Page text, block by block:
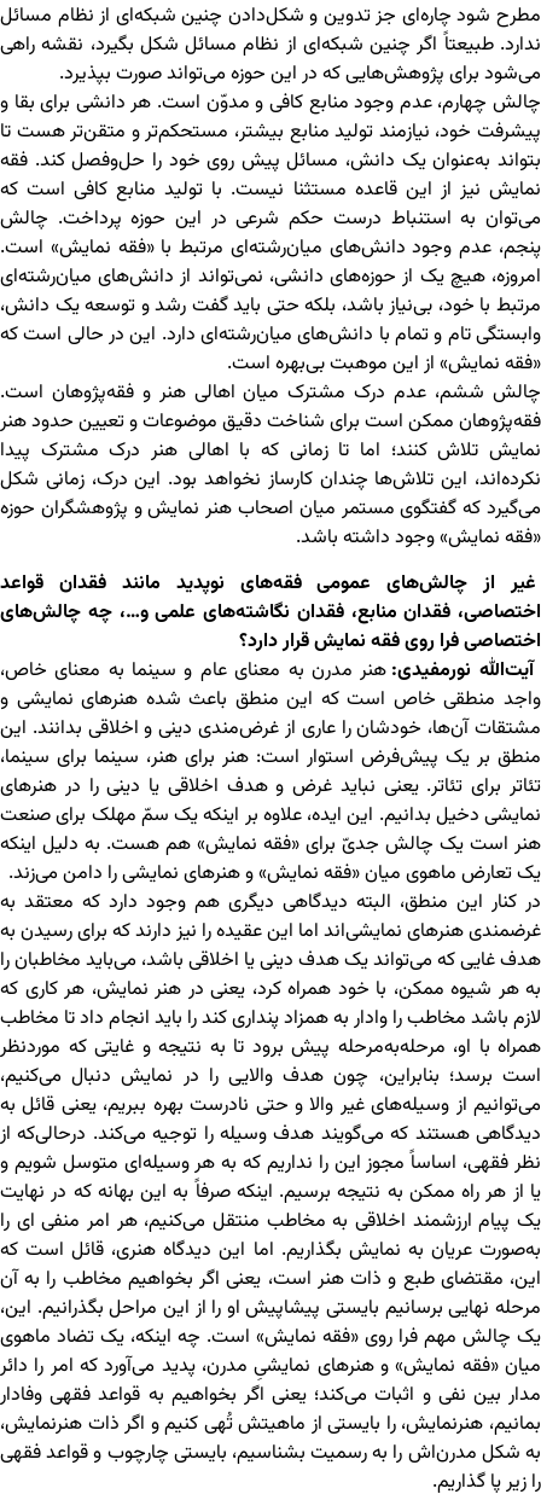
مطرح شود چاره‌ای جز تدوین و شکل‌دادن چنین شبکه‌ای از نظام مسائل
ندارد. طبیعتاً اگر چنین شبکه‌ای از نظام مسائل شکل بگیرد، نقشه‌ راهی
می‌شود برای پژوهش‌هایی که در این حوزه می‌تواند صورت بپذیرد.
چالش چهارم، عدم وجود منابع کافی و مدوّن است. هر دانشی برای بقا و
پیشرفت خود، نیازمند تولید منابع بیشتر، مستحکم‌تر و متقن‌تر هست تا
بتواند به‌عنوان یک دانش، مسائل پیش روی خود را حل‌وفصل کند. فقه
نمایش نیز از این قاعده مستثنا نیست. با تولید منابع کافی است که
می‌توان به استنباط درست حکم شرعی در این حوزه پرداخت. چالش
پنجم، عدم وجود دانش‌های میان‌رشته‌ای مرتبط با «فقه نمایش» است.
امروزه، هیچ یک از حوزه‌های دانشی، نمی‌تواند از دانش‌های میان‌رشته‌ای
مرتبط با خود، بی‌نیاز باشد، بلکه حتی باید گفت رشد و توسعه یک دانش،
وابستگی تام و تمام با دانش‌های میان‌رشته‌ای دارد. این در حالی است که
«فقه نمایش» از این موهبت بی‌بهره است.
چالش ششم، عدم درک مشترک میان اهالی هنر و فقه‌پژوهان است.
فقه‌پژوهان ممکن است برای شناخت دقیق موضوعات و تعیین حدود هنر
نمایش تلاش کنند؛ اما تا زمانی که با اهالی هنر درک مشترک پیدا
نکرده‌اند، این تلاش‌ها چندان کارساز نخواهد بود. این درک، زمانی شکل
می‌گیرد که گفتگوی مستمر میان اصحاب هنر نمایش و پژوهشگران حوزه
«فقه نمایش» وجود داشته باشد.
غیر از چالش‌های عمومی فقه‌های نوپدید مانند فقدان قواعد
اختصاصی، فقدان منابع، فقدان نگاشته‌های علمی و…، چه چالش‌های
اختصاصی فرا روی فقه نمایش قرار دارد؟
آیت‌ﷲ نورمفیدی: هنر مدرن به معنای عام و سینما به معنای خاص،
واجد منطقی خاص است که این منطق باعث شده هنرهای نمایشی و
مشتقات آن‌ها، خودشان را عاری از غرض‌مندی دینی و اخلاقی بدانند. این
منطق بر یک پیش‌فرض استوار است: هنر برای هنر، سینما برای سینما،
تئاتر برای تئاتر. یعنی نباید غرض و هدف اخلاقی یا دینی را در هنرهای
نمایشی دخیل بدانیم. این ایده، علاوه بر اینکه یک سمّ مهلک برای صنعت
هنر است یک چالش جدیّ برای «فقه نمایش» هم هست. به دلیل اینکه
یک تعارض ماهوی میان «فقه نمایش» و هنرهای نمایشی را دامن می‌زند.
در کنار این منطق، البته دیدگاهی دیگری هم وجود دارد که معتقد به
غرضمندی هنرهای نمایشی‌اند اما این عقیده را نیز دارند که برای رسیدن به
هدف غایی که می‌تواند یک هدف دینی یا اخلاقی باشد، می‌باید مخاطبان را
به هر شیوه ممکن، با خود همراه کرد، یعنی در هنر نمایش، هر کاری که
لازم باشد مخاطب را وادار به همزاد پنداری کند را باید انجام داد تا مخاطب
همراه با او، مرحله‌به‌مرحله پیش برود تا به نتیجه و غایتی که موردنظر
است برسد؛ بنابراین، چون هدف والایی را در نمایش دنبال می‌کنیم،
می‌توانیم از وسیله‌های غیر والا و حتی نادرست بهره ببریم، یعنی قائل به
دیدگاهی هستند که می‌گویند هدف وسیله را توجیه می‌کند. درحالی‌که از
نظر فقهی، اساساً مجوز این را نداریم که به هر وسیله‌ای متوسل شویم و
یا از هر راه ممکن به نتیجه برسیم. اینکه صرفاً به این بهانه که در نهایت
یک پیام ارزشمند اخلاقی به مخاطب منتقل می‌کنیم، هر امر منفی ‌ای را
به‌صورت عریان به نمایش بگذاریم. اما این دیدگاه هنری، قائل است که
این، مقتضای طبع و ذات هنر است، یعنی اگر بخواهیم مخاطب را به آن
مرحله نهایی برسانیم بایستی پیشاپیش او را از این مراحل بگذرانیم. این،
یک چالش مهم فرا روی «فقه نمایش» است. چه اینکه، یک تضاد ماهوی
میان «فقه نمایش» و هنرهای نمایشیِ مدرن، پدید می‌آورد که امر را دائر
مدار بین نفی و اثبات می‌کند؛ یعنی اگر بخواهیم به قواعد فقهی وفادار
بمانیم، هنرنمایش، را بایستی از ماهیتش تُهی کنیم و اگر ذات هنرنمایش،
به شکل مدرن‌اش را به رسمیت بشناسیم، بایستی چارچوب و قواعد فقهی
را زیر پا گذاریم.